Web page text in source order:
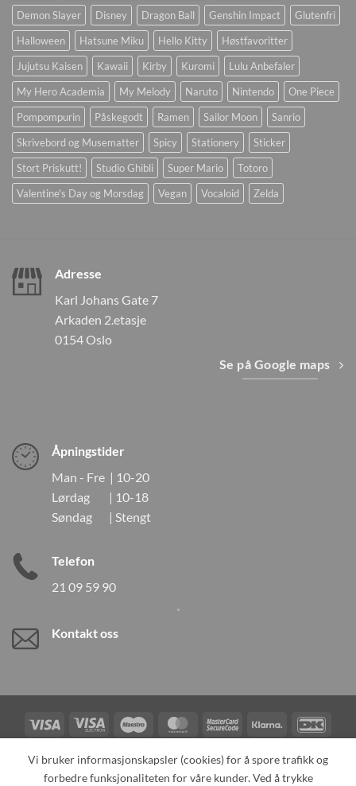
Demon Slayer
Disney Dragon Ball Genshin Impact
Glutenfri
Halloween
Hatsune Miku Hello Kitty
Høstfavoritter
Jujutsu Kaisen
Kawaii Kirby Kuromi
Lulu Anbefaler
My Hero Academia
My Melody Naruto Nintendo
One Piece
Pompompurin
Påskegodt Ramen Sailor Moon
Sanrio
Skrivebord og Musematter
Spicy Stationery
Sticker
Stort Priskutt!
Studio Ghibli Super Mario
Totoro
Valentine's Day og Morsdag
Vegan Vocaloid Zelda
Adresse
Karl Johans Gate 7
Arkaden 2.etasje
0154 Oslo
Se på Google maps
Åpningstider
Man - Fre | 10-20
Lørdag | 10-18
Søndag | Stengt
Telefon
21 09 59 90
Kontakt oss
Visa
Visa
Electron
Maestro MasterCardMasterCard
2
Klarna
Card
TILBAKEKALLINGER KONTAKT OSS OM OSS
Vi bruker informasjonskapsler (cookies) for å spore trafikk og
forbedre funksjonaliteten for våre kunder. Ved å trykke